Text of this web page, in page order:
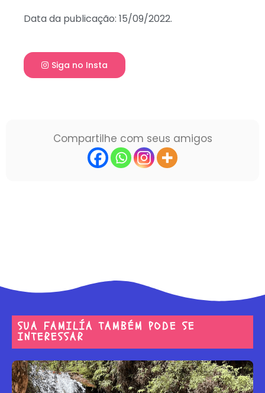
Data da publicação: 15/09/2022.
Siga no Insta
Compartilhe com seus amigos
SUA FAMILÍA TAMBÉM PODE SE
INTERESSAR